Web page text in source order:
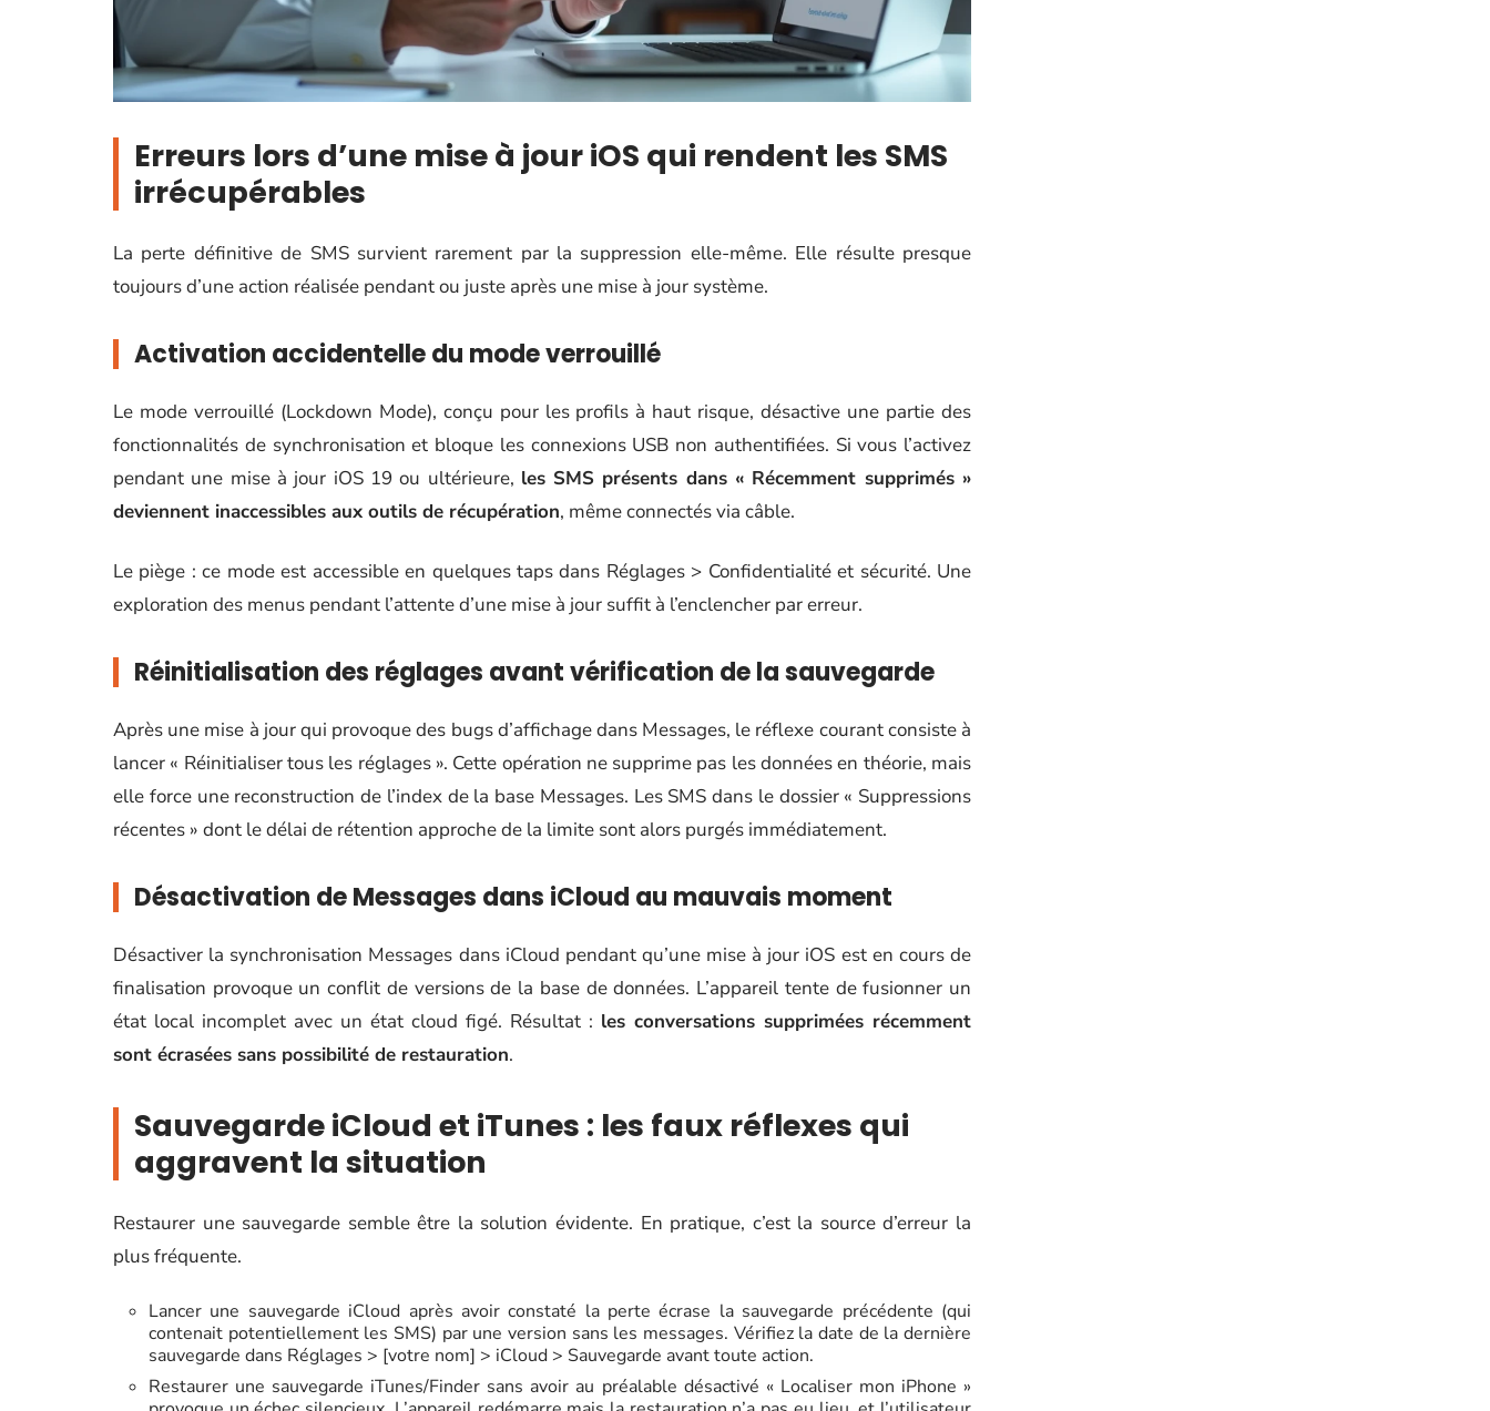
Erreurs lors d’une mise à jour iOS qui rendent les SMS
irrécupérables
La perte définitive de SMS survient rarement par la suppression elle-même. Elle résulte presque
toujours d’une action réalisée pendant ou juste après une mise à jour système.
Activation accidentelle du mode verrouillé
Le mode verrouillé (Lockdown Mode), conçu pour les profils à haut risque, désactive une partie des
fonctionnalités de synchronisation et bloque les connexions USB non authentifiées. Si vous l’activez
pendant une mise à jour iOS 19 ou ultérieure, les SMS présents dans « Récemment supprimés »
deviennent inaccessibles aux outils de récupération, même connectés via câble.
Le piège : ce mode est accessible en quelques taps dans Réglages > Confidentialité et sécurité. Une
exploration des menus pendant l’attente d’une mise à jour suffit à l’enclencher par erreur.
Réinitialisation des réglages avant vérification de la sauvegarde
Après une mise à jour qui provoque des bugs d’affichage dans Messages, le réflexe courant consiste à
lancer « Réinitialiser tous les réglages ». Cette opération ne supprime pas les données en théorie, mais
elle force une reconstruction de l’index de la base Messages. Les SMS dans le dossier « Suppressions
récentes » dont le délai de rétention approche de la limite sont alors purgés immédiatement.
Désactivation de Messages dans iCloud au mauvais moment
Désactiver la synchronisation Messages dans iCloud pendant qu’une mise à jour iOS est en cours de
finalisation provoque un conflit de versions de la base de données. L’appareil tente de fusionner un
état local incomplet avec un état cloud figé. Résultat : les conversations supprimées récemment
sont écrasées sans possibilité de restauration.
Sauvegarde iCloud et iTunes : les faux réflexes qui
aggravent la situation
Restaurer une sauvegarde semble être la solution évidente. En pratique, c’est la source d’erreur la
plus fréquente.
Lancer une sauvegarde iCloud après avoir constaté la perte écrase la sauvegarde précédente (qui
contenait potentiellement les SMS) par une version sans les messages. Vérifiez la date de la dernière
sauvegarde dans Réglages > [votre nom] > iCloud > Sauvegarde avant toute action.
Restaurer une sauvegarde iTunes/Finder sans avoir au préalable désactivé « Localiser mon iPhone »